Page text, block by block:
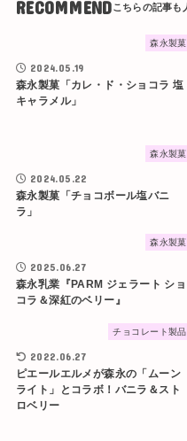
RECOMMEND
森永製菓
2024.05.19
森永製菓「カレ・ド・ショコラ 塩
キャラメル」
森永製菓
2024.05.22
森永製菓「チョコボール塩バニ
ラ」
森永製菓
2025.06.27
森永乳業『PARM ジェラート ショ
コラ＆深紅のベリー』
チョコレート製品
2022.06.27
ピエールエルメが森永の「ムーン
ライト」とコラボ！バニラ＆スト
ロベリー